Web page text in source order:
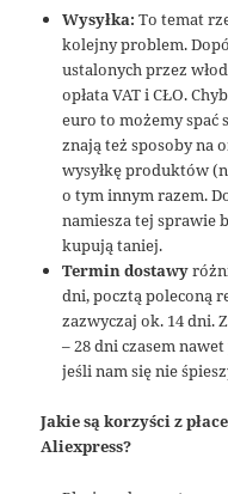
Wysyłka: To temat
kolejny problem.
ustalonych przez
opłata VAT i CŁO.
euro to możemy spać
znają też sposoby na
wysyłkę produktów
o tym innym razem.
namiesza tej sprawie
kupują taniej.
Termin dostawy
dni, pocztą poleconą
zazwyczaj ok. 14 dni.
– 28 dni czasem
jeśli nam się nie
Jakie są korzyści z
Aliexpress?